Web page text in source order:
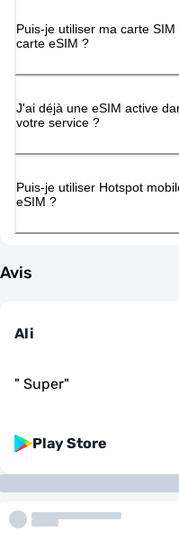
Puis-je utiliser ma carte
carte eSIM ?
J'ai déjà une eSIM active
votre service ?
Puis-je utiliser Hotspot
eSIM ?
Avis
Ali
" Super"
Play Store